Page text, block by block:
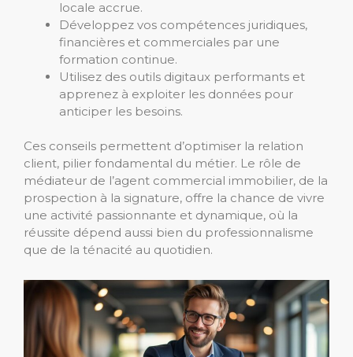
locale accrue.
Développez vos compétences juridiques,
financières et commerciales par une
formation continue.
Utilisez des outils digitaux performants et
apprenez à exploiter les données pour
anticiper les besoins.
Ces conseils permettent d’optimiser la relation
client, pilier fondamental du métier. Le rôle de
médiateur de l’agent commercial immobilier, de la
prospection à la signature, offre la chance de vivre
une activité passionnante et dynamique, où la
réussite dépend aussi bien du professionnalisme
que de la ténacité au quotidien.